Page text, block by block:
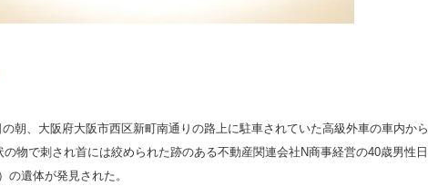
朝、大阪府大阪市西区新町南通りの路上に駐車されていた高級外車の車内から
物で刺され首には絞められた跡のある不動産関連会社N商事経営の40歳男性日
の遺体が発見された。